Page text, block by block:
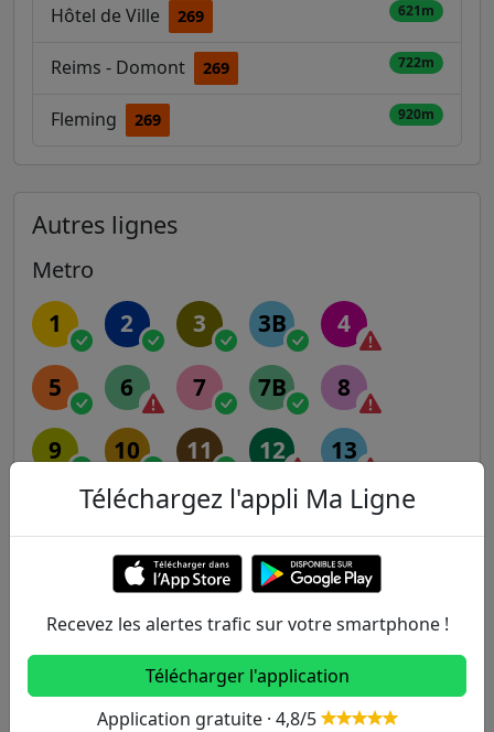
Hôtel de Ville 269 621m
Reims - Domont 269 722m
Fleming 269 920m
Autres lignes
Metro
1 2 3 3B 4
5 6 7 7B 8
9 10 11 12 13
A B C D E
Transilien
Téléchargez l'appli Ma Ligne
Recevez les alertes trafic sur votre smartphone !
Télécharger l'application
Application gratuite · 4,8/5